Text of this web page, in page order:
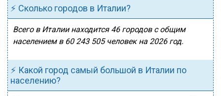
⚡ Сколько городов в Италии?
Всего в Италии находится 46 городов с общим
населением в 60 243 505 человек на 2026 год.
⚡ Какой город самый большой в Италии по
населению?